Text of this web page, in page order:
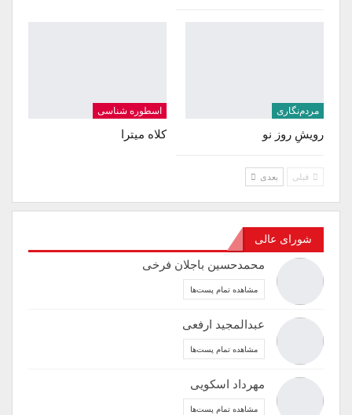
مردم‌نگاری
رویشِ روز نو
اسطوره شناسی
کلاه میترا
قبلی بعدی
شورای عالی
محمدحسین باجلان فرخی
مشاهده تمام پست‌ها
عبدالمجید ارفعی
مشاهده تمام پست‌ها
مهرداد اسکویی
مشاهده تمام پست‌ها